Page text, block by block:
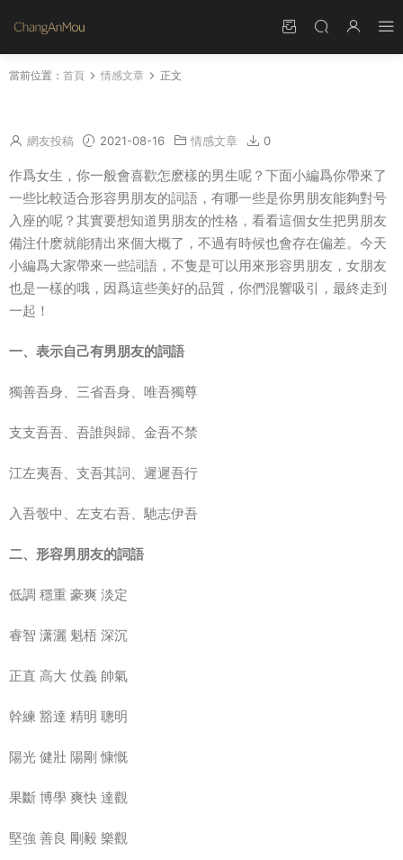
當前位置： 首頁 情感文章 正文
網友投稿 2021-08-16 情感文章 0
作爲女生，你一般會喜歡怎麽樣的男生呢？下面小編爲你帶來了
一些比較适合形容男朋友的詞語，有哪一些是你男朋友能夠對号
入座的呢？其實要想知道男朋友的性格，看看這個女生把男朋友
備注什麽就能猜出來個大概了，不過有時候也會存在偏差。今天
小編爲大家帶來一些詞語，不隻是可以用來形容男朋友，女朋友
也是一樣的哦，因爲這些美好的品質，你們混響吸引，最終走到
一起！
一、表示自己有男朋友的詞語
獨善吾身、三省吾身、唯吾獨尊
支支吾吾、吾誰與歸、金吾不禁
江左夷吾、支吾其詞、遲遲吾行
入吾彀中、左支右吾、馳志伊吾
二、形容男朋友的詞語
低調 穩重 豪爽 淡定
睿智 潇灑 魁梧 深沉
正直 高大 仗義 帥氣
幹練 豁達 精明 聰明
陽光 健壯 陽剛 慷慨
果斷 博學 爽快 達觀
堅強 善良 剛毅 樂觀